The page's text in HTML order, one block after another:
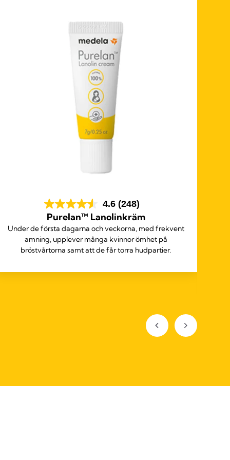
4.6 (248)
Purelan™ Lanolinkräm
Under de första dagarna och veckorna, med frekvent
amning, upplever många kvinnor ömhet på
bröstvårtorna samt att de får torra hudpartier.